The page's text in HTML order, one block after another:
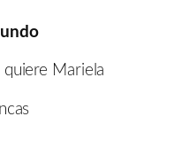
Mariela